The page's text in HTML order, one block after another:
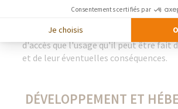
communiqués à titre indicatif et ne
la responsabilité de la Société France
tant en ce qui concerne les contenus
d'accès que l'usage qu'il peut être fait
et de leur éventuelles conséquences.
DÉVELOPPEMENT ET
Consentements certifiés par
Je choisis